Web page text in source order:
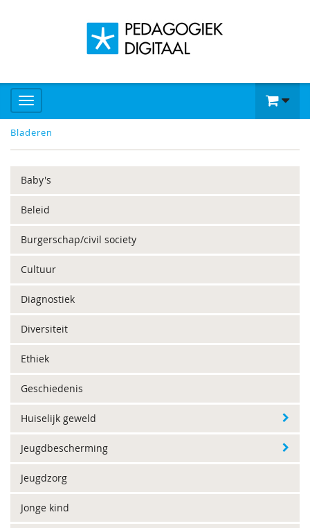
Bladeren
Baby's
Beleid
Burgerschap/civil society
Cultuur
Diagnostiek
Diversiteit
Ethiek
Geschiedenis
Huiselijk geweld
Jeugdbescherming
Jeugdzorg
Jonge kind